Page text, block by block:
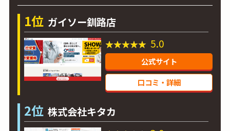
1位 ガイソー釧路店
5.0
公式サイト
口コミ・詳細
2位 株式会社キタカ